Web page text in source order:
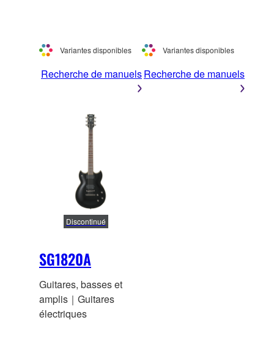
Variantes disponibles
Recherche de manuels
Variantes disponibles
Recherche de manuels
SG1820A
Discontinué
Guitares, basses et
amplis｜Guitares
électriques